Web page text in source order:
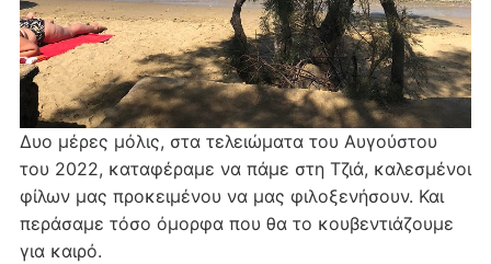
Δυο μέρες μόλις, στα τελειώματα του Αυγούστου
του 2022, καταφέραμε να πάμε στη Τζιά, καλεσμένοι
φίλων μας προκειμένου να μας φιλοξενήσουν. Και
περάσαμε τόσο όμορφα που θα το κουβεντιάζουμε
για καιρό.